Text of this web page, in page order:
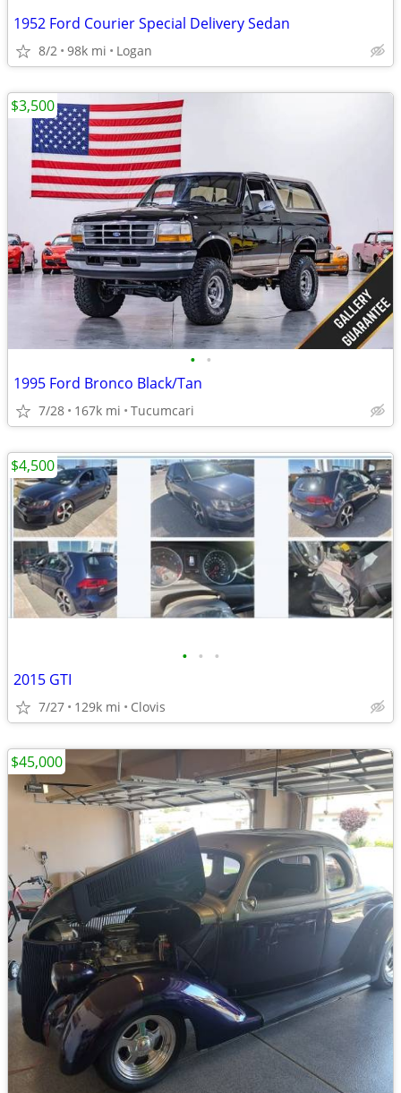
1952 Ford Courier Special Delivery Sedan
8/2 98k mi Logan
• •
1995 Ford Bronco Black/Tan
7/28 167k mi Tucumcari
$3,500
• • •
2015 GTI
7/27 129k mi Clovis
$4,500
$45,000